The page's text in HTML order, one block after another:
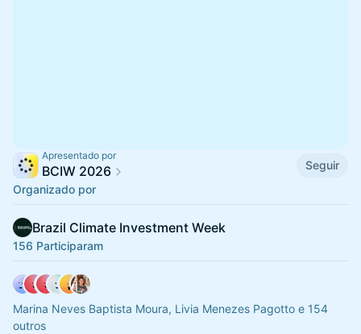
Apresentado por
BCIW 2026
Seguir
Organizado por
Brazil Climate Investment Week
156 Participaram
Marina Neves Baptista Moura, Livia Menezes Pagotto e 154
outros